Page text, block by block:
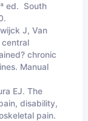
ed. South
J, Van
central
chronic
Manual
EJ. The
disability,
pain.